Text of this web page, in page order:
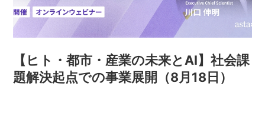
【ヒト・都市・産業の未来とAI】社会課
題解決起点での事業展開（8月18日）